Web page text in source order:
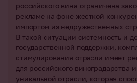
российского вина ограничена
рекламе на фоне жесткой
импортом из недружественных
В такой ситуации системность и
государственной поддержки,
стимулирования отрасли имеет
для российского виноградарства
уникальной отрасли, которая